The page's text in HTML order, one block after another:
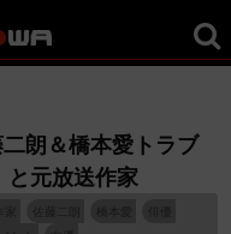
朗＆橋本愛トラブ
と元放送作家
俳優